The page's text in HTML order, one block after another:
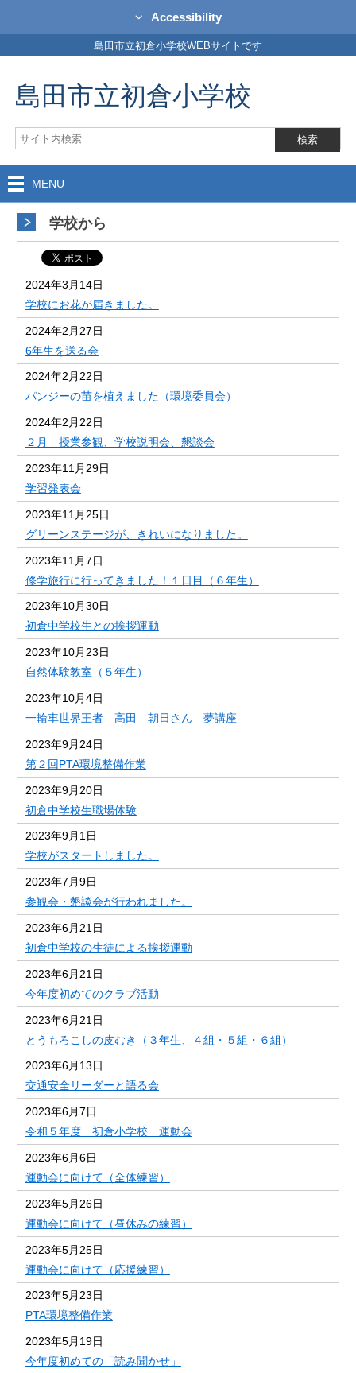
Accessibility
島田市立初倉小学校WEBサイトです
島田市立初倉小学校
MENU
学校から
2024年3月14日
学校にお花が届きました。
2024年2月27日
6年生を送る会
2024年2月22日
パンジーの苗を植えました（環境委員会）
2024年2月22日
２月 授業参観、学校説明会、懇談会
2023年11月29日
学習発表会
2023年11月25日
グリーンステージが、きれいになりました。
2023年11月7日
修学旅行に行ってきました！１日目（６年生）
2023年10月30日
初倉中学校生との挨拶運動
2023年10月23日
自然体験教室（５年生）
2023年10月4日
一輪車世界王者 高田 朝日さん 夢講座
2023年9月24日
第２回PTA環境整備作業
2023年9月20日
初倉中学校生職場体験
2023年9月1日
学校がスタートしました。
2023年7月9日
参観会・懇談会が行われました。
2023年6月21日
初倉中学校の生徒による挨拶運動
2023年6月21日
今年度初めてのクラブ活動
2023年6月21日
とうもろこしの皮むき（３年生、４組・５組・６組）
2023年6月13日
交通安全リーダーと語る会
2023年6月7日
令和５年度 初倉小学校 運動会
2023年6月6日
運動会に向けて（全体練習）
2023年5月26日
運動会に向けて（昼休みの練習）
2023年5月25日
運動会に向けて（応援練習）
2023年5月23日
PTA環境整備作業
2023年5月19日
今年度初めての「読み聞かせ」